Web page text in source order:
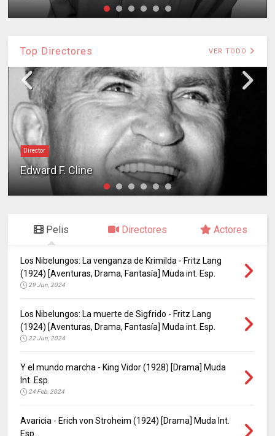
Top Directores VER TODO
Director
Edward F. Cline
Pelis Directores Actores
Los Nibelungos: La venganza de Krimilda - Fritz Lang
(1924) [Aventuras, Drama, Fantasía] Muda int. Esp.
29 Jun, 2024
Los Nibelungos: La muerte de Sigfrido - Fritz Lang
(1924) [Aventuras, Drama, Fantasía] Muda int. Esp.
22 Jun, 2024
Y el mundo marcha - King Vidor (1928) [Drama] Muda
Int. Esp.
24 Feb, 2024
Avaricia - Erich von Stroheim (1924) [Drama] Muda Int.
Esp.